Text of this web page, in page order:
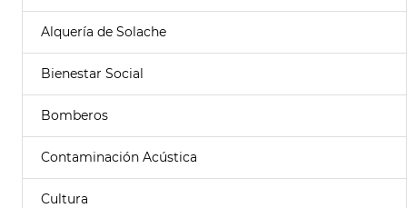
Alquería de Solache
Bienestar Social
Bomberos
Contaminación Acústica
Cultura